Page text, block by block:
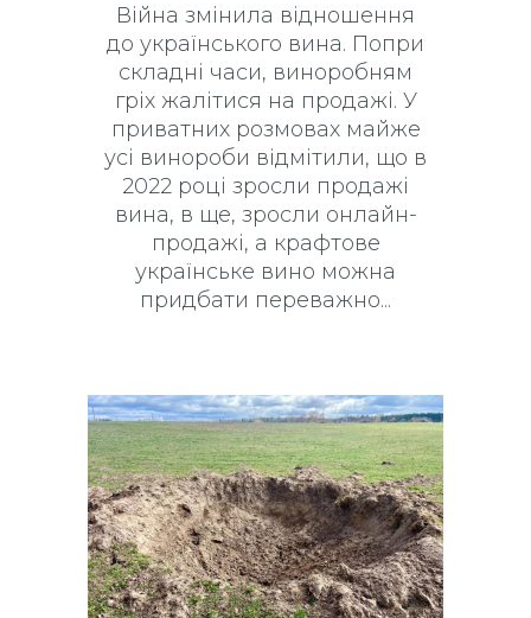
Війна змінила відношення
до українського вина. Попри
складні часи, виноробням
гріх жалітися на продажі. У
приватних розмовах майже
усі винороби відмітили, що в
2022 році зросли продажі
вина, в ще, зросли онлайн-
продажі, а крафтове
українське вино можна
придбати переважно